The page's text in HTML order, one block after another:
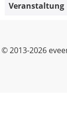
Veranstaltung
© 2013-2026